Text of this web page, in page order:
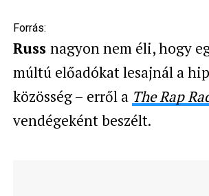
Forrás:
Russ nagyon nem éli, hogy
múltú előadókat lesajnál a
közösség – erről a The Rap
vendégeként beszélt.